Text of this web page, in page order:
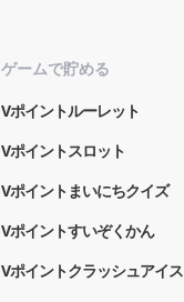
ゲームで貯める
Vポイントルーレット
Vポイントスロット
Vポイントまいにちクイズ
Vポイントすいぞくかん
Vポイントクラッシュアイス